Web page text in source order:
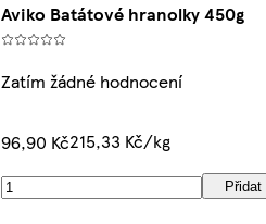
Aviko Batátové hranolky 450g
Zatím žádné hodnocení
96,90 Kč215,33 Kč/kg
Přidat